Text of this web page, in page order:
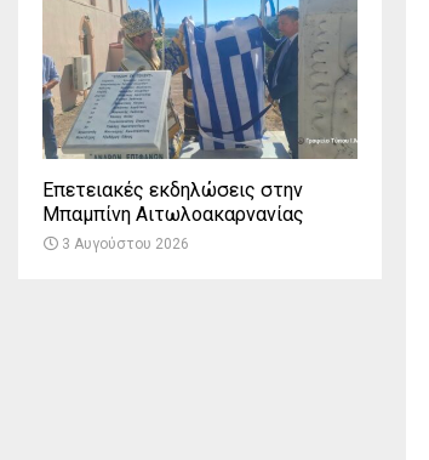
Επετειακές εκδηλώσεις στην
Μπαμπίνη Αιτωλοακαρνανίας
3 Αυγούστου 2026